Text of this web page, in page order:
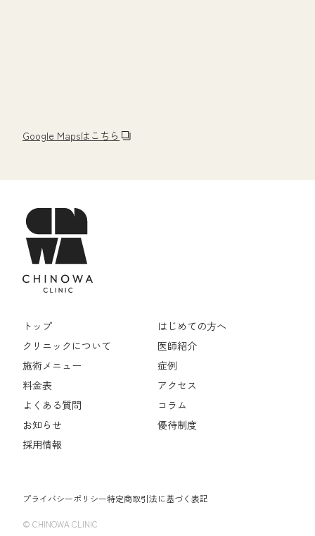
Google Mapsはこちら
トップ
はじめての方へ
クリニックについて
医師紹介
施術メニュー
症例
料金表
アクセス
よくある質問
コラム
お知らせ
優待制度
採用情報
プライバシーポリシー特定商取引法に基づく表記
© CHINOWA CLINIC